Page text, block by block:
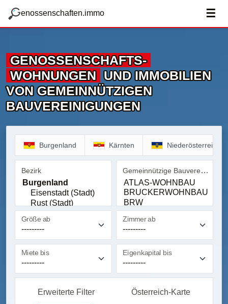
g
enossenschaften.immo ☰
GENOSSENSCHAFTS­
WOHNUNGEN UND IMMOBILIEN
VON GEMEINNÜTZIGEN
BAUVEREINIGUNGEN
Burgenland Kärnten Niederösterreich
Bezirk
Bezirk
Gemeinnützige Bauvereinigung
Gemeinnützige
Größe ab Zimmer ab
Miete bis Eigenkapital bis
Erweiterte Filter Österreich-Karte